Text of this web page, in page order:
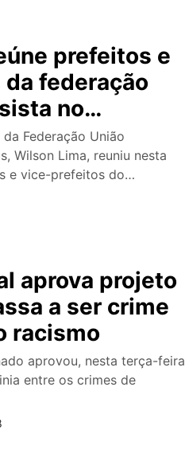
prefeitos e
federação
no
Federação União
Wilson Lima, reuniu nesta
e vice-prefeitos do…
aprova projeto
a ser crime
racismo
aprovou, nesta terça-feira
entre os crimes de